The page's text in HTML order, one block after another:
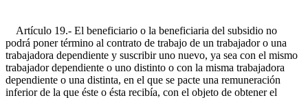
Artículo 19.- El beneficiario o la beneficiaria del subsidio no
podrá poner término al contrato de trabajo de un trabajador o una
trabajadora dependiente y suscribir uno nuevo, ya sea con el mismo
trabajador dependiente o uno distinto o con la misma trabajadora
dependiente o una distinta, en el que se pacte una remuneración
inferior de la que éste o ésta recibía, con el objeto de obtener el